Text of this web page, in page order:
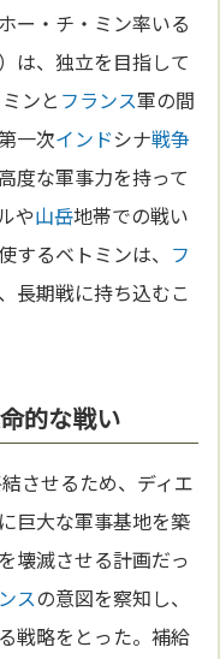
ー・チ・ミン率いる
は、独立を目指して
ンと フランス軍の間
一次インドシナ戦争
度な軍事力を持って
や山岳地帯での戦い
するベトミンは、 フ
長期戦に持ち込むこ
的な戦い
させるため、ディエ
巨大な軍事基地を築
壊滅させる計画だっ
スの意図を察知し、
戦略をとった。補給